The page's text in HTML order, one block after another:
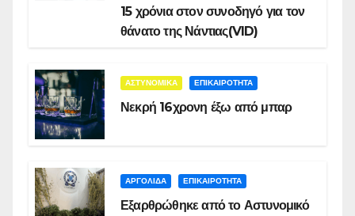
15 χρόνια στον συνοδηγό για τον
θάνατο της Νάντιας(VID)
ΑΣΤΥΝΟΜΙΚΑ ΕΠΙΚΑΙΡΟΤΗΤΑ
Νεκρή 16χρονη έξω από μπαρ
ΑΡΓΟΛΙΔΑ ΕΠΙΚΑΙΡΟΤΗΤΑ
Εξαρθρώθηκε από το Αστυνομικό